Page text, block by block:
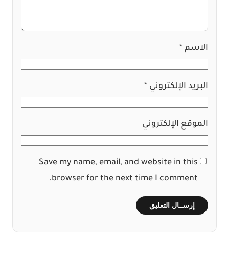
الاسم *
البريد الإلكتروني *
الموقع الإلكتروني
Save my name, email, and website in this
browser for the next time I comment.